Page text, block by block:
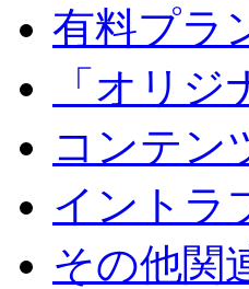
有料プラ
「オリ
コンテン
イントラ
その他関